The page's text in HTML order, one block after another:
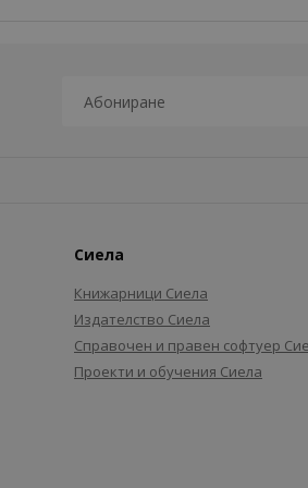
Сиела
Книжарници Сиела
Издателство Сиела
Справочен и правен софтуер
Проекти и обучения Сиела